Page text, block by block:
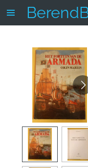
Ga
hoofdinhoud